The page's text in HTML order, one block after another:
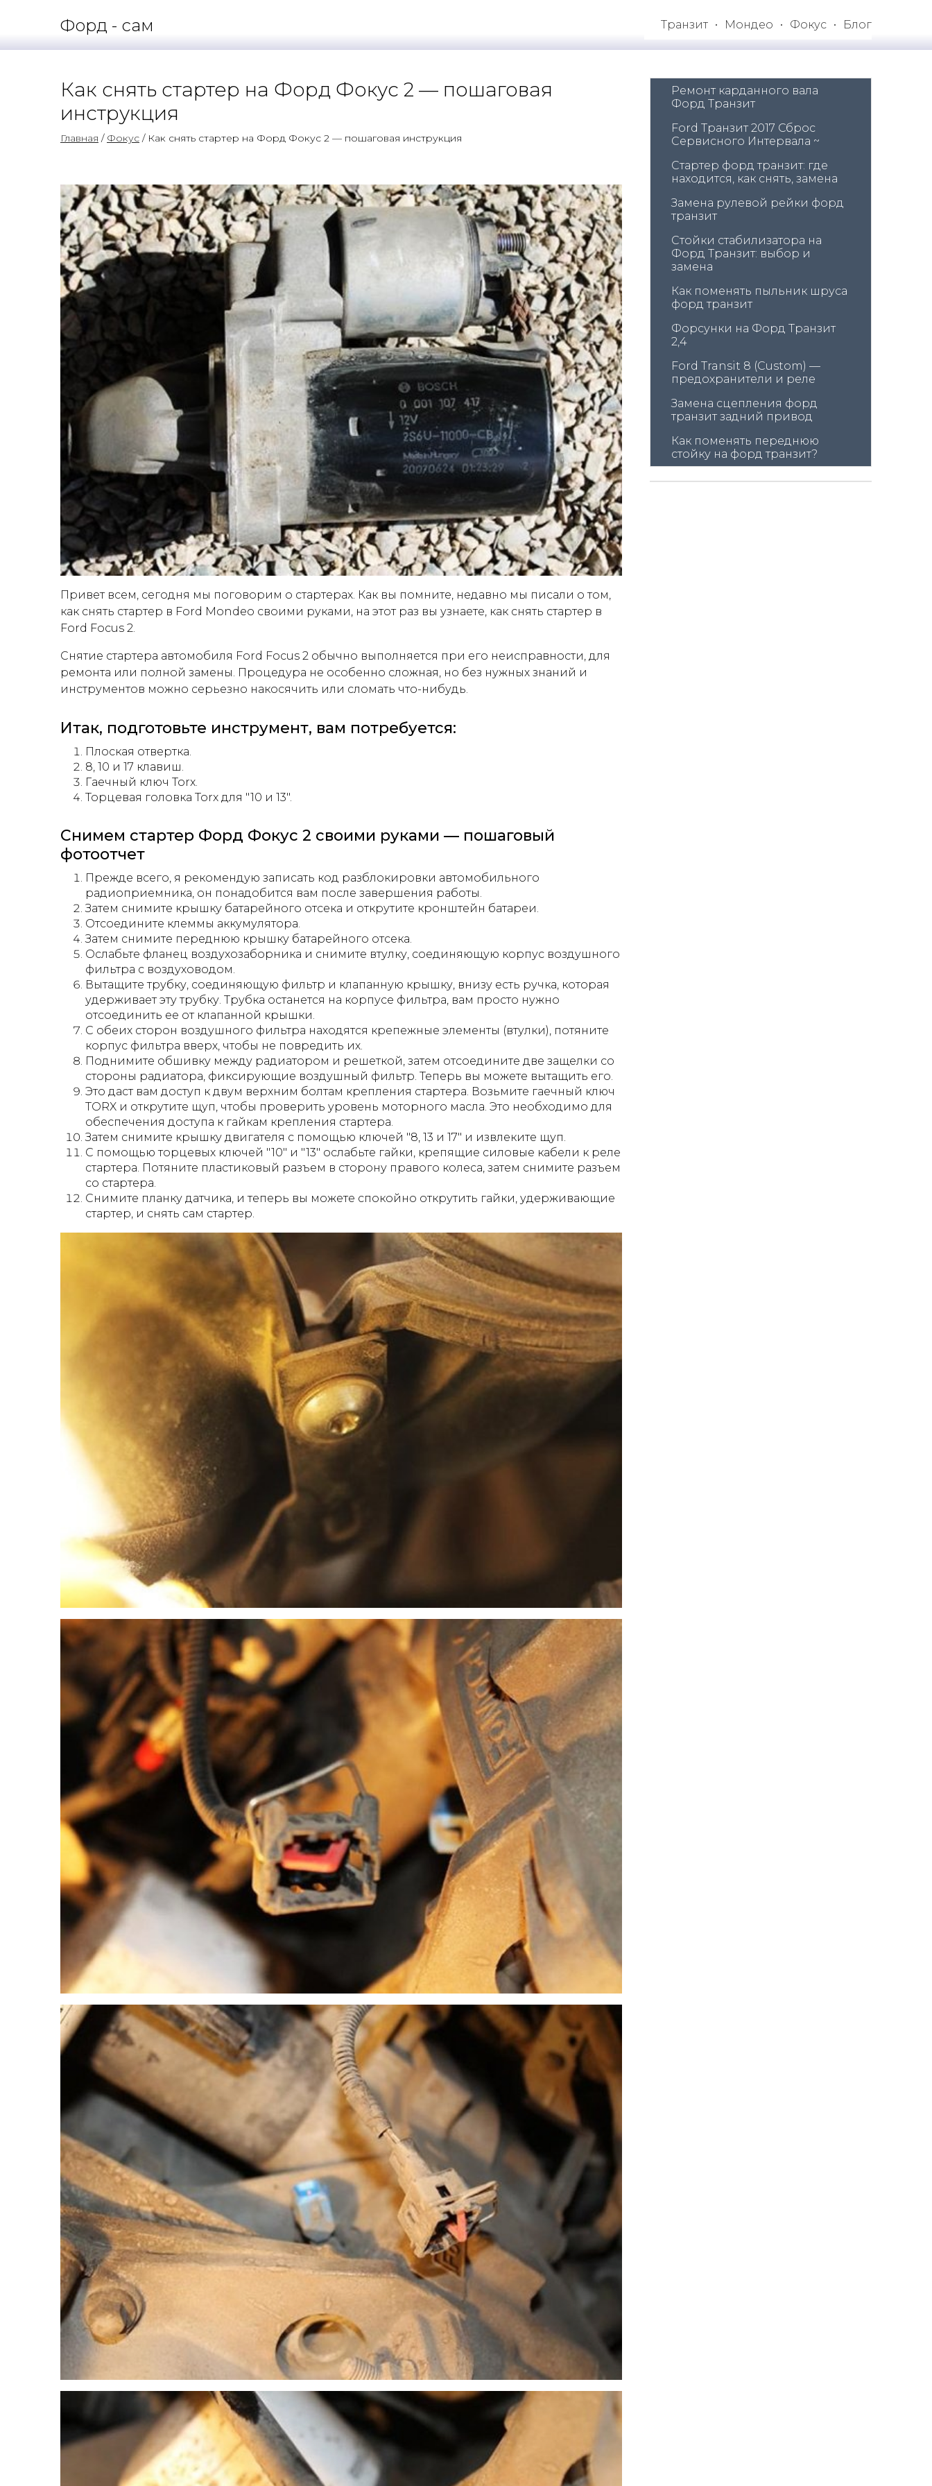
Форд - сам Транзит Мондео Фокус Блог
Как снять стартер на Форд Фокус 2 — пошаговая
инструкция
Главная / Фокус / Как снять стартер на Форд Фокус 2 — пошаговая инструкция
Привет всем, сегодня мы поговорим о стартерах. Как вы помните, недавно мы писали о том,
как снять стартер в Ford Mondeo своими руками, на этот раз вы узнаете, как снять стартер в
Ford Focus 2.
Снятие стартера автомобиля Ford Focus 2 обычно выполняется при его неисправности, для
ремонта или полной замены. Процедура не особенно сложная, но без нужных знаний и
инструментов можно серьезно накосячить или сломать что-нибудь.
Итак, подготовьте инструмент, вам потребуется:
Плоская отвертка.
8, 10 и 17 клавиш.
Гаечный ключ Torx.
Торцевая головка Torx для "10 и 13".
Снимем стартер Форд Фокус 2 своими руками — пошаговый
фотоотчет
Прежде всего, я рекомендую записать код разблокировки автомобильного
радиоприемника, он понадобится вам после завершения работы.
Затем снимите крышку батарейного отсека и открутите кронштейн батареи.
Отсоедините клеммы аккумулятора.
Затем снимите переднюю крышку батарейного отсека.
Ослабьте фланец воздухозаборника и снимите втулку, соединяющую корпус воздушного
фильтра с воздуховодом.
Вытащите трубку, соединяющую фильтр и клапанную крышку, внизу есть ручка, которая
удерживает эту трубку. Трубка останется на корпусе фильтра, вам просто нужно
отсоединить ее от клапанной крышки.
С обеих сторон воздушного фильтра находятся крепежные элементы (втулки), потяните
корпус фильтра вверх, чтобы не повредить их.
Поднимите обшивку между радиатором и решеткой, затем отсоедините две защелки со
стороны радиатора, фиксирующие воздушный фильтр. Теперь вы можете вытащить его.
Это даст вам доступ к двум верхним болтам крепления стартера. Возьмите гаечный ключ
TORX и открутите щуп, чтобы проверить уровень моторного масла. Это необходимо для
обеспечения доступа к гайкам крепления стартера.
Затем снимите крышку двигателя с помощью ключей "8, 13 и 17" и извлеките щуп.
С помощью торцевых ключей "10" и "13" ослабьте гайки, крепящие силовые кабели к реле
стартера. Потяните пластиковый разъем в сторону правого колеса, затем снимите разъем
со стартера.
Снимите планку датчика, и теперь вы можете спокойно открутить гайки, удерживающие
стартер, и снять сам стартер.
Ремонт карданного вала
Форд Транзит
Ford Транзит 2017 Сброс
Сервисного Интервала ~
Стартер форд транзит: где
находится, как снять, замена
Замена рулевой рейки форд
транзит
Стойки стабилизатора на
Форд Транзит: выбор и
замена
Как поменять пыльник шруса
форд транзит
Форсунки на Форд Транзит
2,4
Ford Transit 8 (Custom) —
предохранители и реле
Замена сцепления форд
транзит задний привод
Как поменять переднюю
стойку на форд транзит?